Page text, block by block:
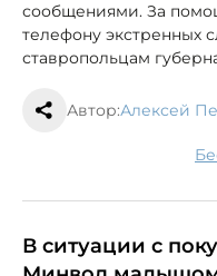
сообщениями. За
телефону экстренных
ставропольцам
Автор:Алексей
В ситуации с